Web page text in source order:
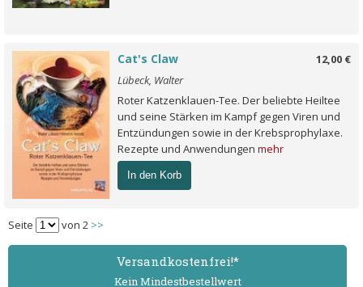
12,00 €
Cat's Claw
Lübeck, Walter
Roter Katzenklauen-Tee. Der beliebte Heiltee
und seine Stärken im Kampf gegen Viren und
Entzündungen sowie in der Krebsprophylaxe.
Rezepte und Anwendungen mehr
In den Korb
Seite von 2 >>
Versand­kostenfrei!*
Kein Mindest­bestell­wert